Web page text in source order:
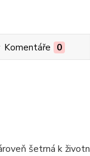
Komentáře 0
šetrná k